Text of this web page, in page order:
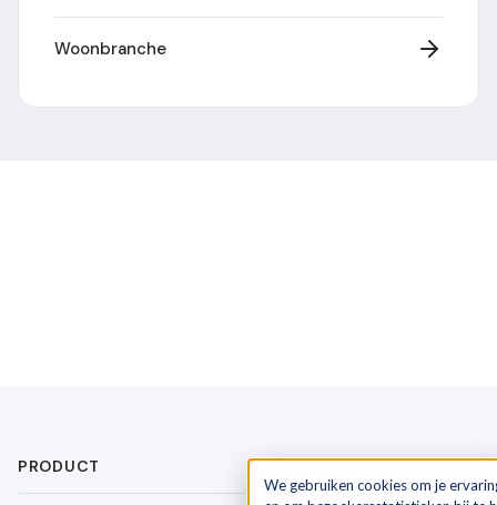
We gebruiken cookies om je
Woonbranche
PRODUCT